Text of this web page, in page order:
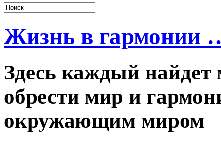
Жизнь в гармонии
Здесь каждый найдет
обрести мир и
окружающим миром